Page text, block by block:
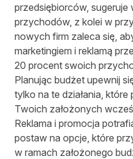
przedsiębiorców, sugeruje
przychodów, z kolei w
nowych firm zaleca się,
marketingiem i reklamą
20 procent swoich
Planując budżet upewnij
tylko na te działania,
Twoich założonych
Reklama i promocja
postaw na opcje, które
w ramach założonego